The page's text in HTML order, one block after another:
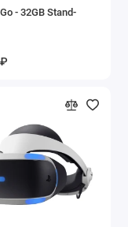
- 32GB Stand-